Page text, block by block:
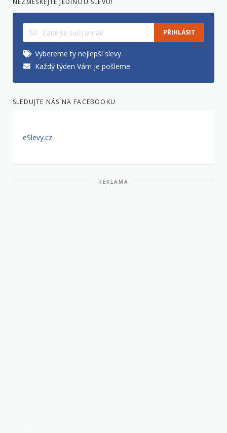
NEZMEŠKEJTE JEDINOU SLEVU!
PŘIHLÁSIT
Vybereme ty nejlepší slevy.
Každý týden Vám je pošleme.
SLEDUJTE NÁS NA FACEBOOKU
eSlevy.cz
REKLAMA